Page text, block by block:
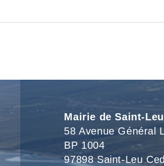
Mairie de Saint-Leu
58 Avenue Général
BP 1004
97898 Saint-Leu